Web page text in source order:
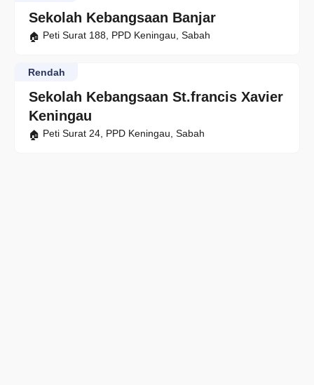
Sekolah Kebangsaan Banjar
Peti Surat 188, PPD Keningau, Sabah
Sekolah Kebangsaan St.francis Xavier
Keningau
Rendah
Peti Surat 24, PPD Keningau, Sabah